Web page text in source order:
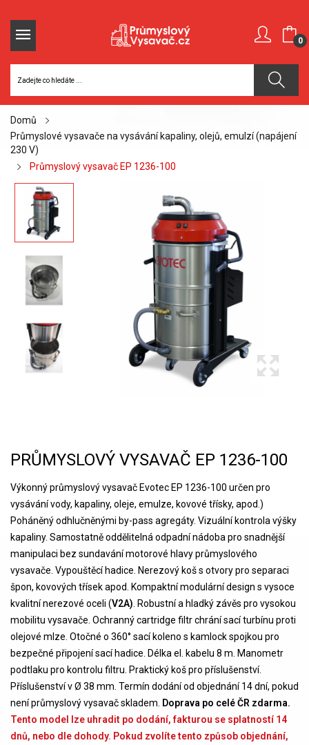
0
Domů
Průmyslové vysavače na vysávání kapaliny, olejů, emulzí (napájení
230 V)
Průmyslový vysavač EP 1236-100
PRŮMYSLOVÝ VYSAVAČ EP 1236-100
Výkonný průmyslový vysavač Evotec EP 1236-100 určen pro
vysávání vody, kapaliny, oleje, emulze, kovové třísky, apod.)
Poháněný odhlučněnými by-pass agregáty. Vizuální kontrola výšky
kapaliny. Samostatně oddělitelná odpadní nádoba pro snadnější
manipulaci bez sundavání motorové hlavy průmyslového
vysavače. Vypouštěcí hadice. Nerezový koš s otvory pro separaci
špon, kovových třísek apod. Kompaktní modulární design s vysoce
kvalitní nerezové oceli (V2A) . Robustní a hladký závěs pro vysokou
mobilitu vysavače. Ochranný cartridge filtr chrání sací turbínu proti
olejové mlze. Otočné o 360° sací koleno s kamlock spojkou pro
bezpečné připojení sací hadice. Délka el. kabelu 8 m. Manometr
podtlaku pro kontrolu filtru. Praktický koš pro příslušenství.
Příslušenství v Ø 38 mm. Termín dodání od objednání 14 dní, pokud
není průmyslový vysavač skladem. Doprava po celé ČR zdarma.
Tento model lze uhradit po dodání, fakturou se splatností 14
dnů, nebo dle dohody. Pokud zvolíte tento způsob objednání,